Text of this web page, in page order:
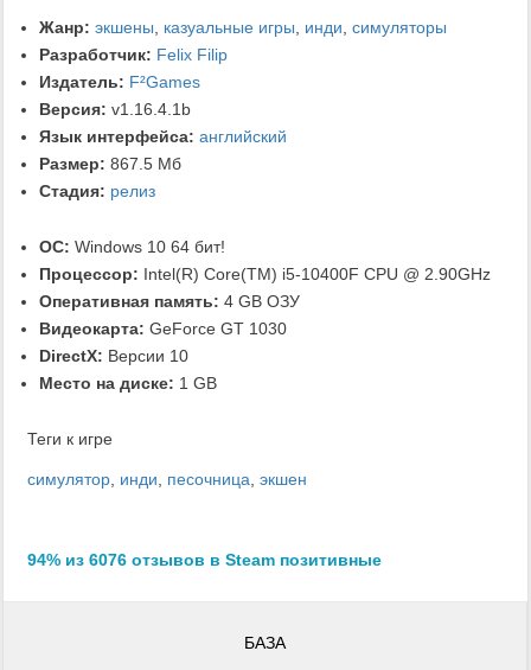
Жанр: экшены, казуальные игры, инди, симуляторы
Разработчик: Felix Filip
Издатель: F²Games
Версия: v1.16.4.1b
Язык интерфейса: английский
Размер: 867.5 Мб
Стадия: релиз
ОС: Windows 10 64 бит!
Процессор: Intel(R) Core(TM) i5-10400F CPU @ 2.90GHz
Оперативная память: 4 GB ОЗУ
Видеокарта: GeForce GT 1030
DirectX: Версии 10
Место на диске: 1 GB
Теги к игре
симулятор, инди, песочница, экшен
94% из 6076 отзывов в Steam позитивные
БАЗА